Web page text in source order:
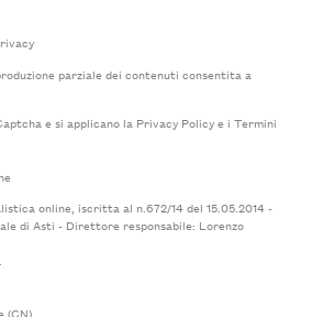
parziale dei contenuti consentita a
e si applicano la Privacy Policye i Termini
online, iscritta al n.672/14 del 15.05.2014 -
di Asti - Direttore responsabile: Lorenzo